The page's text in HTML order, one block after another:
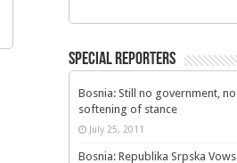
Special Reporters
Bosnia: Still no government,
softening of stance
July 25, 2011
Bosnia: Republika Srpska